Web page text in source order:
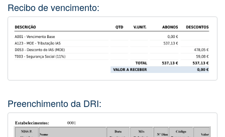
Recibo de vencimento:
Preenchimento da DRI: